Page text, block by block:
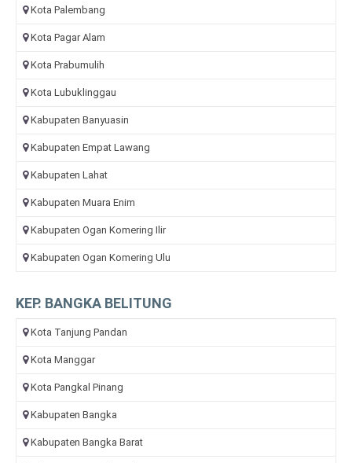
Kota Palembang
Kota Pagar Alam
Kota Prabumulih
Kota Lubuklinggau
Kabupaten Banyuasin
Kabupaten Empat Lawang
Kabupaten Lahat
Kabupaten Muara Enim
Kabupaten Ogan Komering Ilir
Kabupaten Ogan Komering Ulu
KEP. BANGKA BELITUNG
Kota Tanjung Pandan
Kota Manggar
Kota Pangkal Pinang
Kabupaten Bangka
Kabupaten Bangka Barat